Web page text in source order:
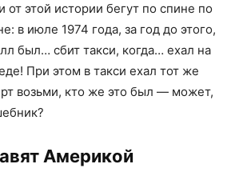
от этой истории бегут по спине по
в июле 1974 года, за год до этого,
был… сбит такси, когда… ехал на
При этом в такси ехал тот же
возьми, кто же это был — может,
Америкой